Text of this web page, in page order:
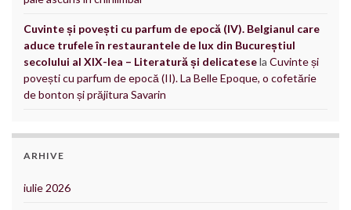
Cuvinte și povești cu parfum de epocă (IV). Belgianul care
aduce trufele în restaurantele de lux din Bucureștiul
secolului al XIX-lea – Literatură și delicatesela Cuvinte și
povești cu parfum de epocă (II). La Belle Epoque, o cofetărie
de bonton și prăjitura Savarin
ARHIVE
iulie 2026